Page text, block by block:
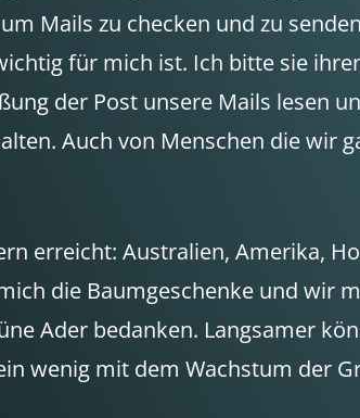
Mails zu checken und zu
für mich ist. Ich bitte sie
der Post unsere Mails lesen
Auch von Menschen die wir
erreicht: Australien, Amerika,
die Baumgeschenke und wir
Ader bedanken. Langsamer
wenig mit dem Wachstum der